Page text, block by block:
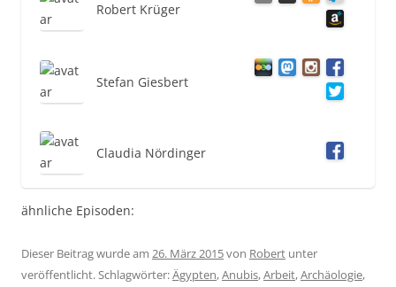
Robert Krüger
Stefan Giesbert
Claudia Nördinger
ähnliche Episoden:
Dieser Beitrag wurde am 26. März 2015von Robert unter
veröffentlicht. Schlagwörter:Ägypten,Anubis,Arbeit,Archäologie,